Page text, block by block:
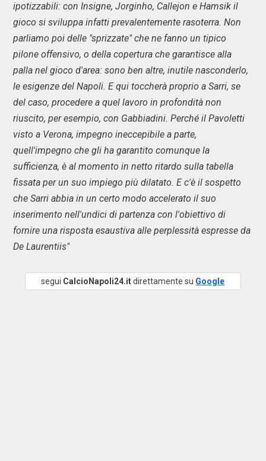
ipotizzabili: con Insigne, Jorginho, Callejon e Hamsik il
gioco si sviluppa infatti prevalentemente rasoterra. Non
parliamo poi delle "sprizzate" che ne fanno un tipico
pilone offensivo, o della copertura che garantisce alla
palla nel gioco d'area: sono ben altre, inutile nasconderlo,
le esigenze del Napoli. E qui toccherà proprio a Sarri, se
del caso, procedere a quel lavoro in profondità non
riuscito, per esempio, con Gabbiadini. Perché il Pavoletti
visto a Verona, impegno ineccepibile a parte,
quell'impegno che gli ha garantito comunque la
sufficienza, è al momento in netto ritardo sulla tabella
fissata per un suo impiego più dilatato. E c'è il sospetto
che Sarri abbia in un certo modo accelerato il suo
inserimento nell'undici di partenza con l'obiettivo di
fornire una risposta esaustiva alle perplessità espresse da
De Laurentiis"
segui CalcioNapoli24.itdirettamente su Google